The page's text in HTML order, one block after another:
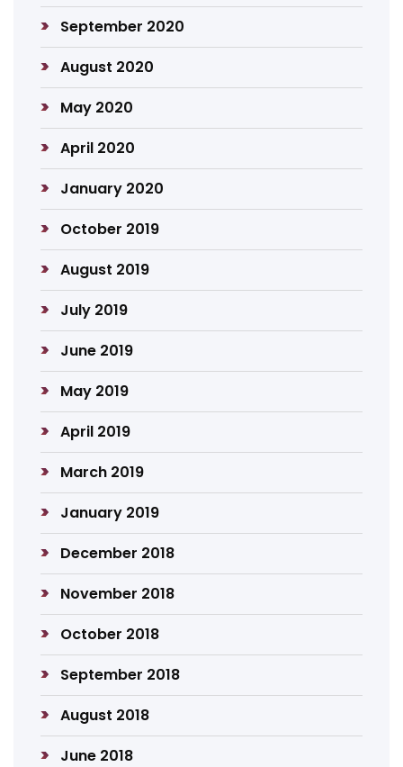
September 2020
August 2020
May 2020
April 2020
January 2020
October 2019
August 2019
July 2019
June 2019
May 2019
April 2019
March 2019
January 2019
December 2018
November 2018
October 2018
September 2018
August 2018
June 2018